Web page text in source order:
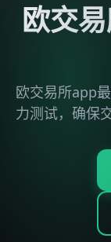
欧交
欧交易所app
力测试，确保